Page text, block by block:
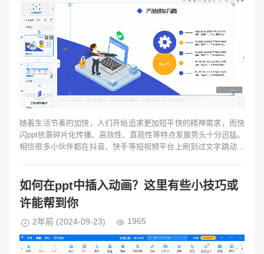
随着生活节奏的加快，人们开始追求更加短平快的精神需求，而快
闪ppt依靠碎片化传播、高效性、直观性等特点发展势头十分迅猛。
相信很多小伙伴都在抖音、快手等短视频平台上刷到过文字跳动的
如何在ppt中插入动画？这里有些小技巧或
许能帮到你
2年前 (2024-09-23) 1965